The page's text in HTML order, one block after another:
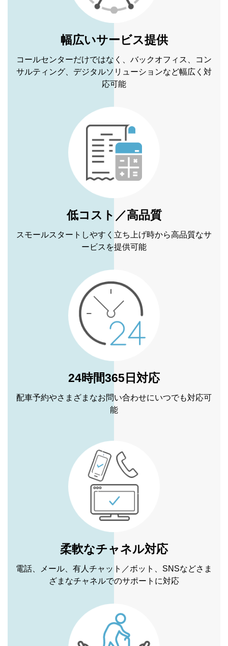
幅広いサービス提供
コールセンターだけではなく、バックオフィス、コン
サルティング、デジタルソリューションなど幅広く対
応可能
低コスト／高品質
スモールスタートしやすく立ち上げ時から高品質なサ
ービスを提供可能
24時間365日対応
配車予約やさまざまなお問い合わせにいつでも対応可
能
柔軟なチャネル対応
電話、メール、有人チャット／ボット、SNSなどさま
ざまなチャネルでのサポートに対応